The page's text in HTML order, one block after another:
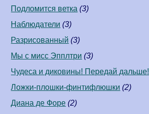
Подломится ветка (3)
Наблюдатели (3)
Разрисованный (3)
Мы с мисс Эпплтри (3)
Чудеса и диковины! Передай дальше!
Ложки-плошки-финтифлюшки (2)
Диана де Форе (2)